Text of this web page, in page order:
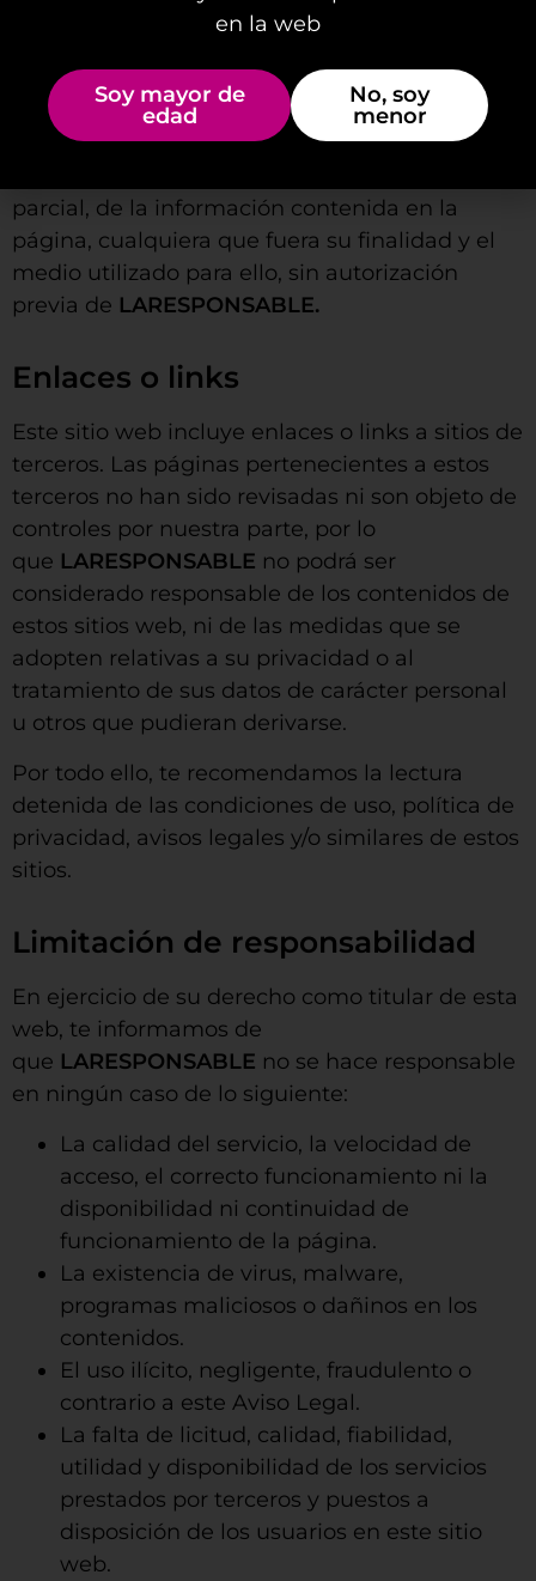
usuarios no infrinja los derechos de terceras
sus contenidos es responsabilidad del usuario.
Asimismo, queda prohibida la reproducción,
parcial, de la información contenida en la
página, cualquiera que fuera su finalidad y el
medio utilizado para ello, sin autorización
previa de LARESPONSABLE.
Enlaces o links
Este sitio web incluye enlaces o links a sitios de
terceros. Las páginas pertenecientes a estos
terceros no han sido revisadas ni son objeto de
controles por nuestra parte, por lo
que LARESPONSABLE no podrá ser
considerado responsable de los contenidos de
estos sitios web, ni de las medidas que se
adopten relativas a su privacidad o al
tratamiento de sus datos de carácter personal
u otros que pudieran derivarse.
Por todo ello, te recomendamos la lectura
detenida de las condiciones de uso, política de
privacidad, avisos legales y/o similares de estos
sitios.
Limitación de responsabilidad
En ejercicio de su derecho como titular de esta
web, te informamos de
que LARESPONSABLE no se hace responsable
en ningún caso de lo siguiente:
La calidad del servicio, la velocidad de
acceso, el correcto funcionamiento ni la
disponibilidad ni continuidad de
funcionamiento de la página.
La existencia de virus, malware,
programas maliciosos o dañinos en los
contenidos.
El uso ilícito, negligente, fraudulento o
contrario a este Aviso Legal.
La falta de licitud, calidad, fiabilidad,
utilidad y disponibilidad de los servicios
prestados por terceros y puestos a
disposición de los usuarios en este sitio
web.
en la web
Soy mayor de
edad
No, soy
menor